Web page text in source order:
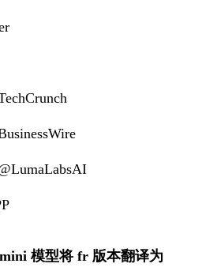
模型将 fr 版本翻译为